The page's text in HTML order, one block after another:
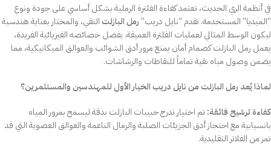
في أنظمة الري الحديث، تعتمد كفاءة الفلترة الرملية بشكل أساسي على جودة ونوع
“الميديا” المستخدمة. تقدم “نايل دريب”رمل البازلت النقي، والمختار بعناية هندسية
ليكون الوسط المثالي لعمليات الفلترة العميقة. بفضل خصائصه الفيزيائية الفريدة،
يعمل رمل البازلت كصمام أمان يمنع مرور أدق الشوائب والعوالق الميكانيكية، مما
يضمن وصول مياه نقية تماماً للنقاطات والرشاشات.
لماذا يُعد رمل البازلت من نايل دريب الخيار الأول للمهندسين والمستثمرين؟
كفاءة ترشيح فائقة: تم اختيار تدرج حبيبات البازلت بدقة ليسمح بمرور المياه
بانسيابية مع احتجاز أدق الجزيئات الصلبة والرمال الناعمة والعوالق العضوية التي قد
تمر من الفلاتر التقليدية.